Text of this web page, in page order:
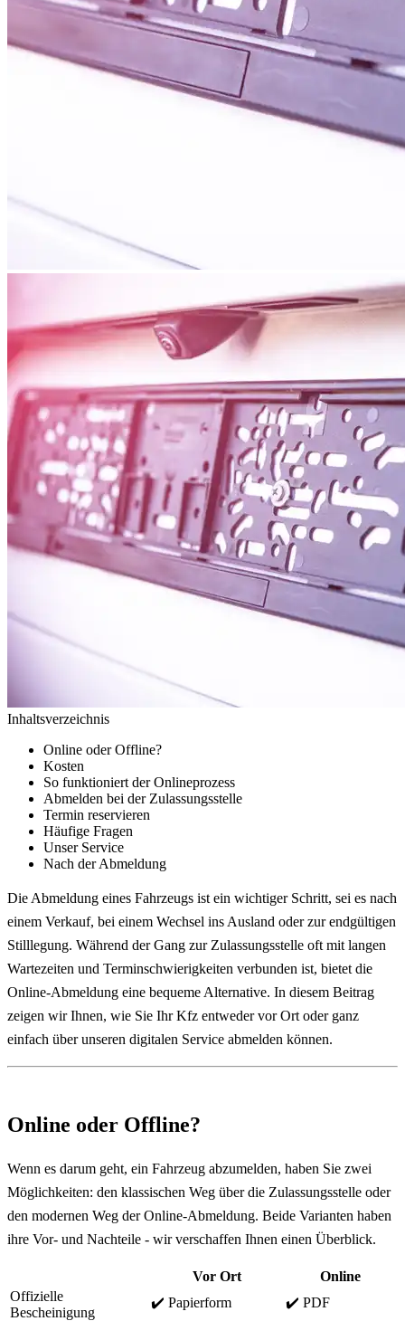
Inhaltsverzeichnis
Online oder Offline?
Kosten
So funktioniert der Onlineprozess
Abmelden bei der Zulassungsstelle
Termin reservieren
Häufige Fragen
Unser Service
Nach der Abmeldung
Die Abmeldung eines Fahrzeugs ist ein wichtiger Schritt, sei es nach
einem Verkauf, bei einem Wechsel ins Ausland oder zur endgültigen
Stilllegung. Während der Gang zur Zulassungsstelle oft mit langen
Wartezeiten und Terminschwierigkeiten verbunden ist, bietet die
Online-Abmeldung eine bequeme Alternative. In diesem Beitrag
zeigen wir Ihnen, wie Sie Ihr Kfz entweder vor Ort oder ganz
einfach über unseren digitalen Service abmelden können.
Online oder Offline?
Wenn es darum geht, ein Fahrzeug abzumelden, haben Sie zwei
Möglichkeiten: den klassischen Weg über die Zulassungsstelle oder
den modernen Weg der Online-Abmeldung. Beide Varianten haben
ihre Vor- und Nachteile - wir verschaffen Ihnen einen Überblick.
Vor Ort
Online
Offizielle
Bescheinigung
✔️ Papierform ✔️ PDF